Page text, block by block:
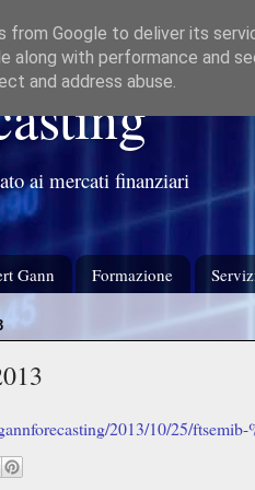
ai mercati finanziari
Gann Formazione
2013/10/25/
from Google to deliver its
along with performance and
and address abuse.